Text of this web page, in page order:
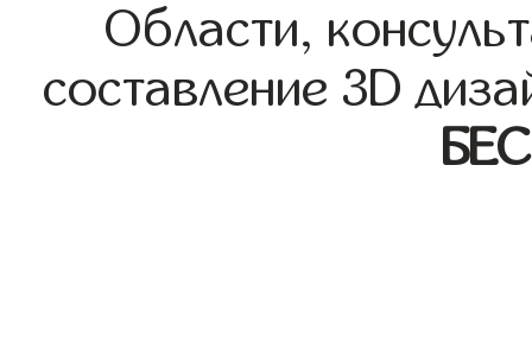
Области,
составление 3D